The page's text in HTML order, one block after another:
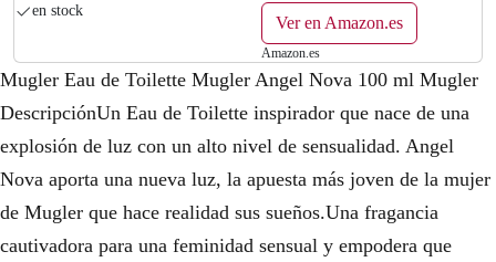
en stock
Ver en Amazon.es
Amazon.es
Mugler Eau de Toilette Mugler Angel Nova 100 ml Mugler
DescripciónUn Eau de Toilette inspirador que nace de una
explosión de luz con un alto nivel de sensualidad. Angel
Nova aporta una nueva luz, la apuesta más joven de la mujer
de Mugler que hace realidad sus sueños.Una fragancia
cautivadora para una feminidad sensual y empodera que